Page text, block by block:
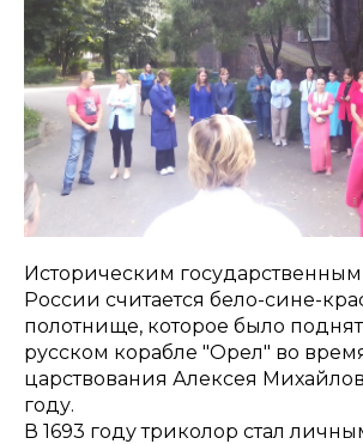
Историческим
России считается бело-сине-
полотнище, которое было
русском корабле "Орел" во
царствования Алексея
году.
В 1693 году триколор стал